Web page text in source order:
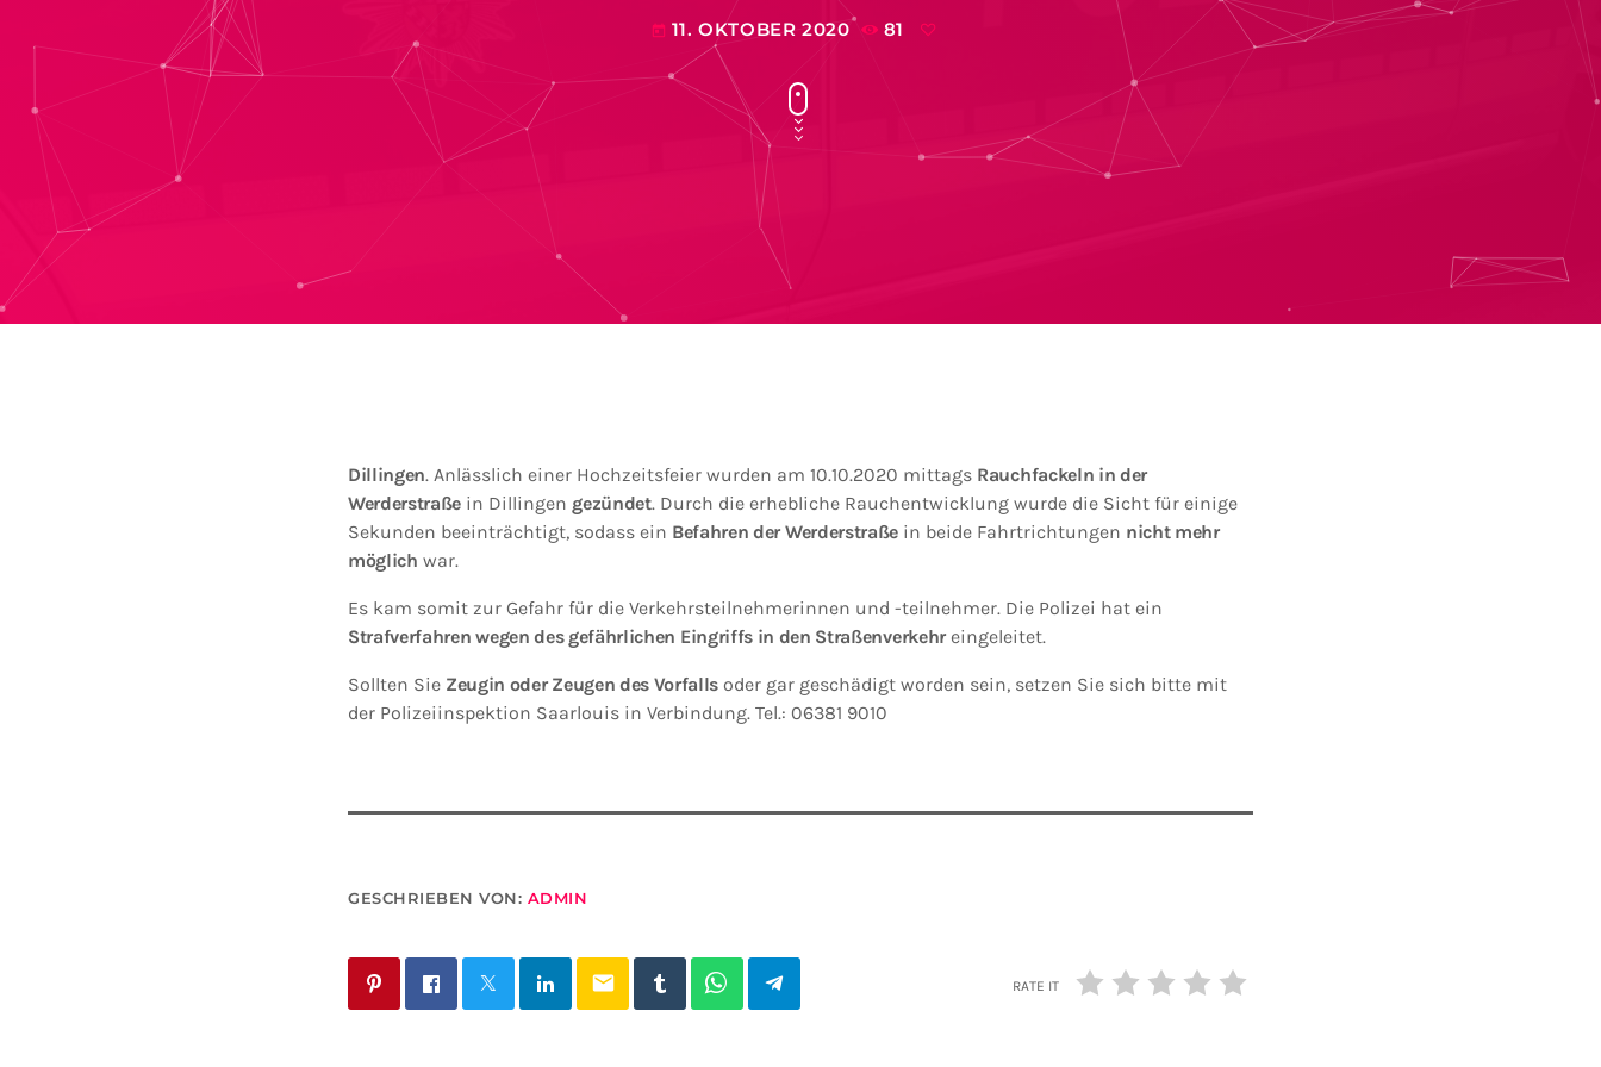
today 11. OKTOBER 2020 81
Dillingen. Anlässlich einer Hochzeitsfeier wurden am 10.10.2020 mittags Rauchfackeln in der
Werderstraße in Dillingen gezündet. Durch die erhebliche Rauchentwicklung wurde die Sicht für einige
Sekunden beeinträchtigt, sodass ein Befahren der Werderstraße in beide Fahrtrichtungen nicht mehr
möglich war.
Es kam somit zur Gefahr für die Verkehrsteilnehmerinnen und -teilnehmer. Die Polizei hat ein
Strafverfahren wegen des gefährlichen Eingriffs in den Straßenverkehreingeleitet.
Sollten Sie Zeugin oder Zeugen des Vorfalls oder gar geschädigt worden sein, setzen Sie sich bitte mit
der Polizeiinspektion Saarlouis in Verbindung. Tel.: 06381 9010
GESCHRIEBEN VON: ADMIN
email RATE IT